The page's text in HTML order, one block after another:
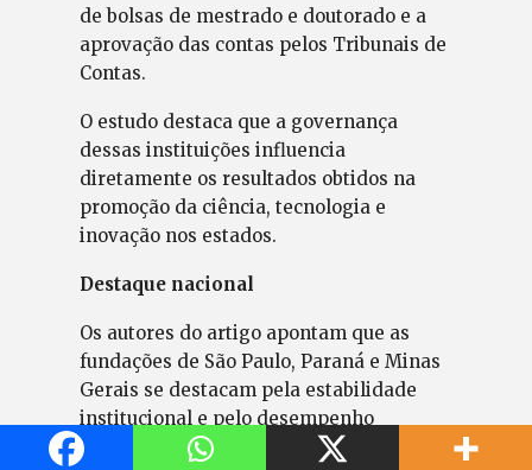
de bolsas de mestrado e doutorado e a
aprovação das contas pelos Tribunais de
Contas.
O estudo destaca que a governança
dessas instituições influencia
diretamente os resultados obtidos na
promoção da ciência, tecnologia e
inovação nos estados.
Destaque nacional
Os autores do artigo apontam que as
fundações de São Paulo, Paraná e Minas
Gerais se destacam pela estabilidade
institucional e pelo desempenho
consistente nos indicadores avaliados.